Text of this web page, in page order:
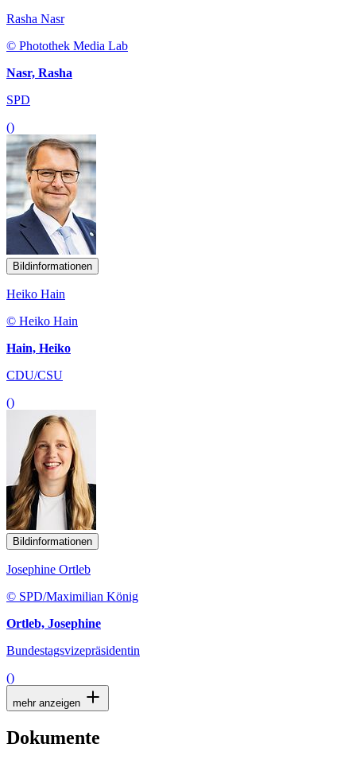
Rasha Nasr
© Photothek Media Lab
Nasr, Rasha
SPD
()
Bildinformationen
Heiko Hain
© Heiko Hain
Hain, Heiko
CDU/CSU
()
Bildinformationen
Josephine Ortleb
© SPD/Maximilian König
Ortleb, Josephine
Bundestagsvizepräsidentin
()
mehr anzeigen
Dokumente